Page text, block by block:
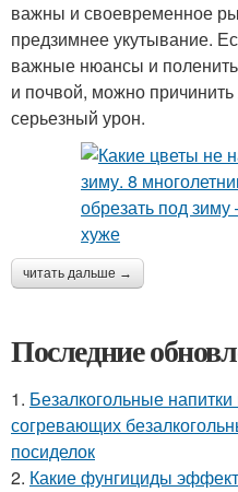
важны и своевременное
предзимнее укутывание.
важные нюансы и
и почвой, можно
серьезный урон.
читать дальше →
Последние
1. Безалкогольные
согревающих
посиделок
2. Какие фунгициды